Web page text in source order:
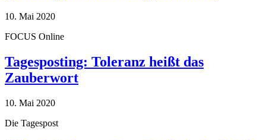
10. Mai 2020
FOCUS Online
Tagesposting: Toleranz heißt das
Zauberwort
10. Mai 2020
Die Tagespost